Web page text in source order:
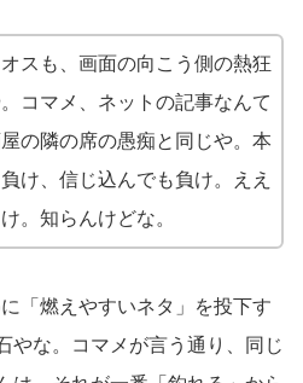
スも、画面の向こう側の熱狂
コマメ、ネットの記事なんて
の隣の席の愚痴と同じや。本
け、信じ込んでも負け。ええ
。知らんけどな。
「燃えやすいネタ」を投下す
やな。コマメが言う通り、同じ